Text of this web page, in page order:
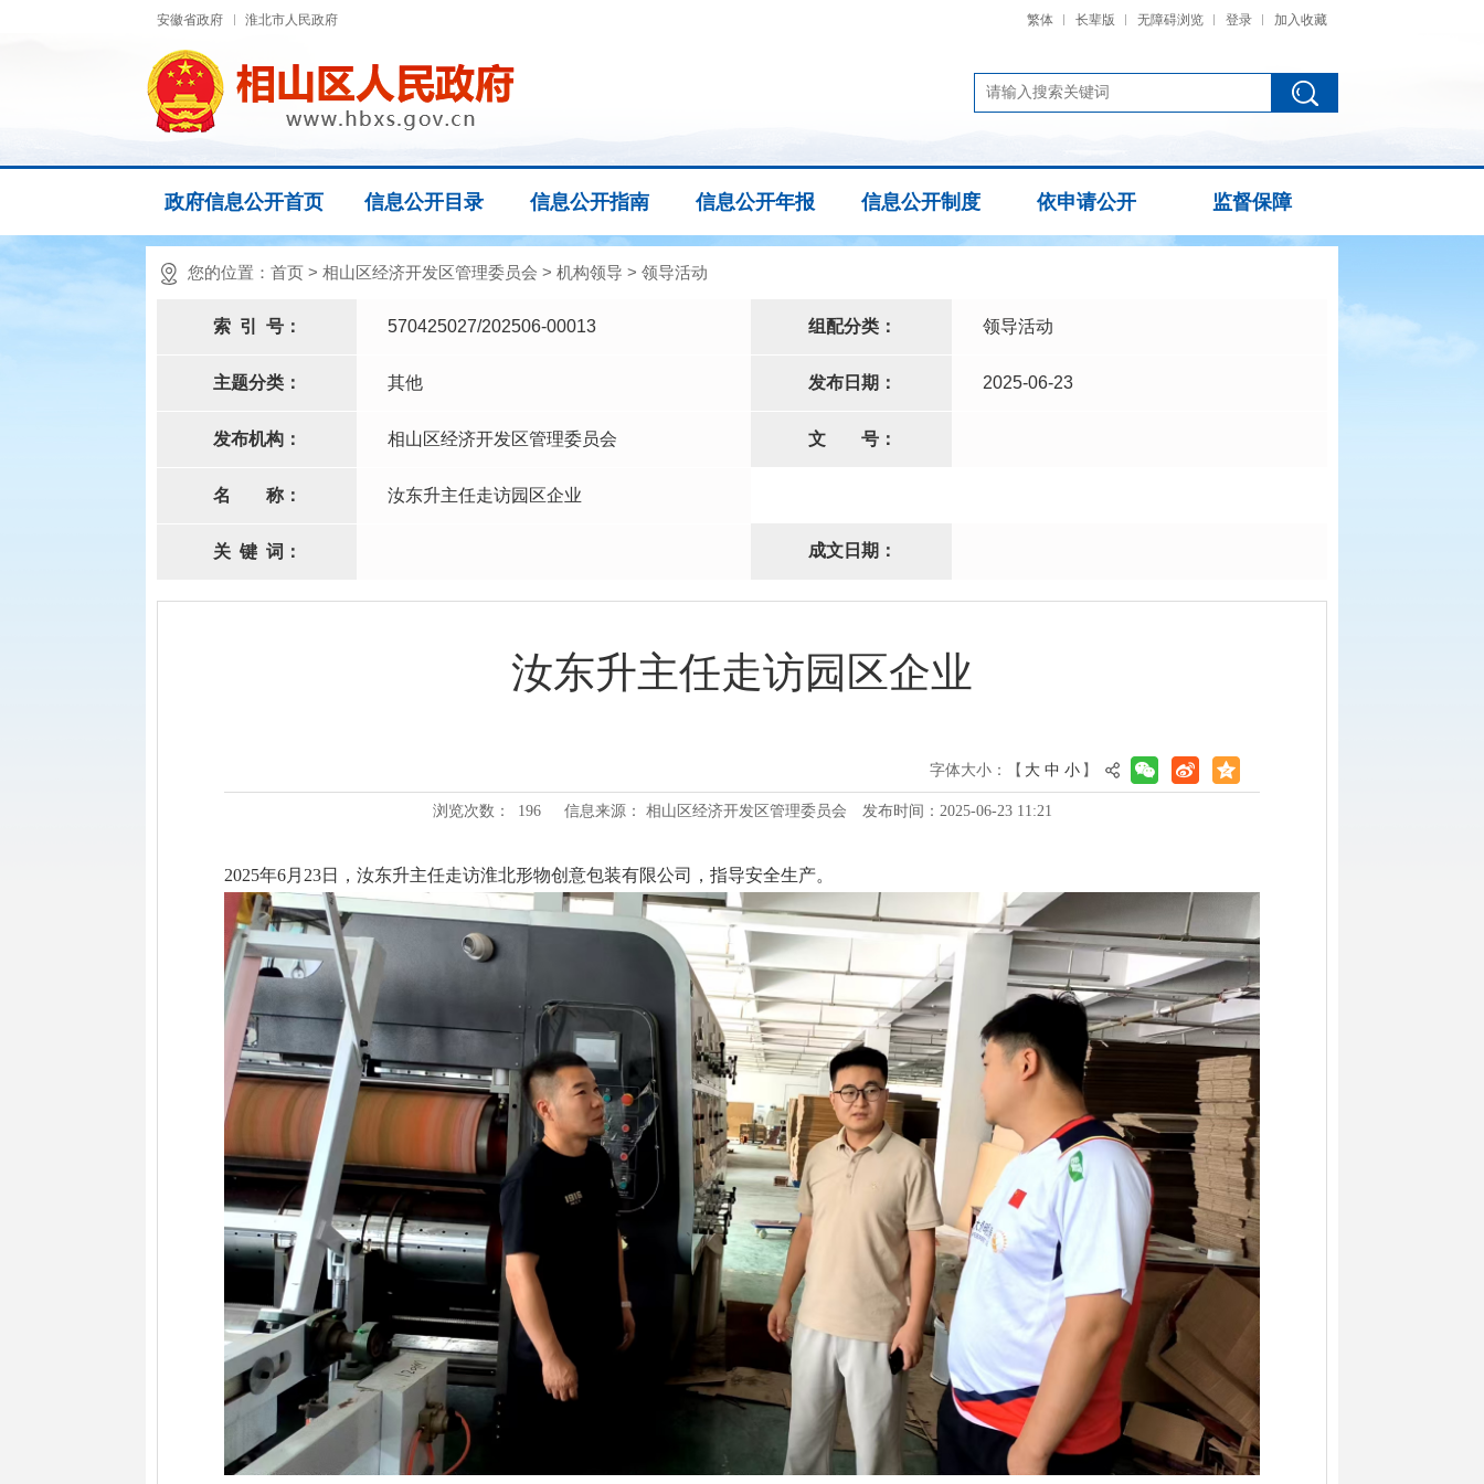
安徽省政府 淮北市人民政府 繁体 长辈版 无障碍浏览 登录 加入收藏
政府信息公开首页 信息公开目录 信息公开指南 信息公开年报 信息公开制度 依申请公开 监督保障
您的位置： 首页 > 相山区经济开发区管理委员会 > 机构领导 > 领导活动
索 引 号： 570425027/202506-00013 组配分类： 领导活动
主题分类： 其他 发布日期： 2025-06-23
发布机构： 相山区经济开发区管理委员会 文 号：
名 称： 汝东升主任走访园区企业
关 键 词： 成文日期：
汝东升主任走访园区企业
字体大小：【 大 中 小 】
浏览次数： 196 信息来源： 相山区经济开发区管理委员会 发布时间：2025-06-23 11:21
2025年6月23日，汝东升主任走访淮北形物创意包装有限公司，指导安全生产。